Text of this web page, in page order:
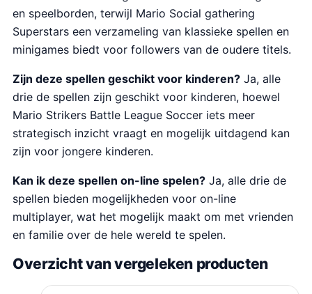
en speelborden, terwijl Mario Social gathering
Superstars een verzameling van klassieke spellen en
minigames biedt voor followers van de oudere titels.
Zijn deze spellen geschikt voor kinderen? Ja, alle
drie de spellen zijn geschikt voor kinderen, hoewel
Mario Strikers Battle League Soccer iets meer
strategisch inzicht vraagt en mogelijk uitdagend kan
zijn voor jongere kinderen.
Kan ik deze spellen on-line spelen? Ja, alle drie de
spellen bieden mogelijkheden voor on-line
multiplayer, wat het mogelijk maakt om met vrienden
en familie over de hele wereld te spelen.
Overzicht van vergeleken producten